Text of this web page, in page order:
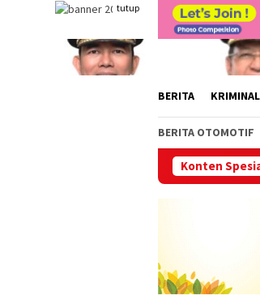
tutup
BERITA KRIMINAL
BERITA OTOMOTIF
Konten